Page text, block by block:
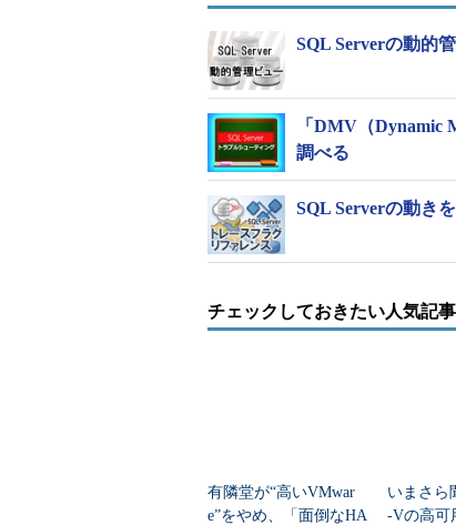
SQL Serverの動的
「DMV（Dynamic
調べる
SQL Serverの動き
チェックしておきたい人気記事
有隣堂が“高いVMwar
e”をやめ、「面倒なHA
いまさら
-Vの高可